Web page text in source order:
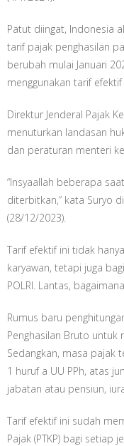
Patut diingat, Indonesia
tarif pajak penghasilan
berubah mulai Januari
menggunakan tarif efektif
Direktur Jenderal Pajak
menuturkan landasan
dan peraturan menteri
“Insyaallah beberapa
diterbitkan,” kata Suryo
(28/12/2023).
Tarif efektif ini tidak
karyawan, tetapi juga
POLRI. Lantas,
Rumus baru
Penghasilan Bruto untuk
Sedangkan, masa pajak
1 huruf a UU PPh, atas
jabatan atau pensiun,
Tarif efektif ini sudah
Pajak (PTKP) bagi setiap